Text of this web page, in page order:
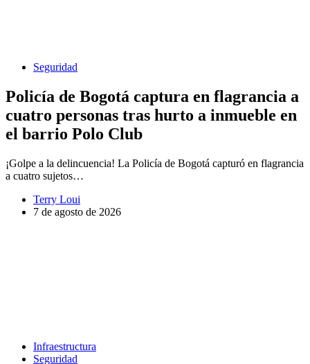
Seguridad
Policía de Bogotá captura en flagrancia a
cuatro personas tras hurto a inmueble en
el barrio Polo Club
¡Golpe a la delincuencia! La Policía de Bogotá capturó en flagrancia
a cuatro sujetos…
Terry Loui
7 de agosto de 2026
Infraestructura
Seguridad